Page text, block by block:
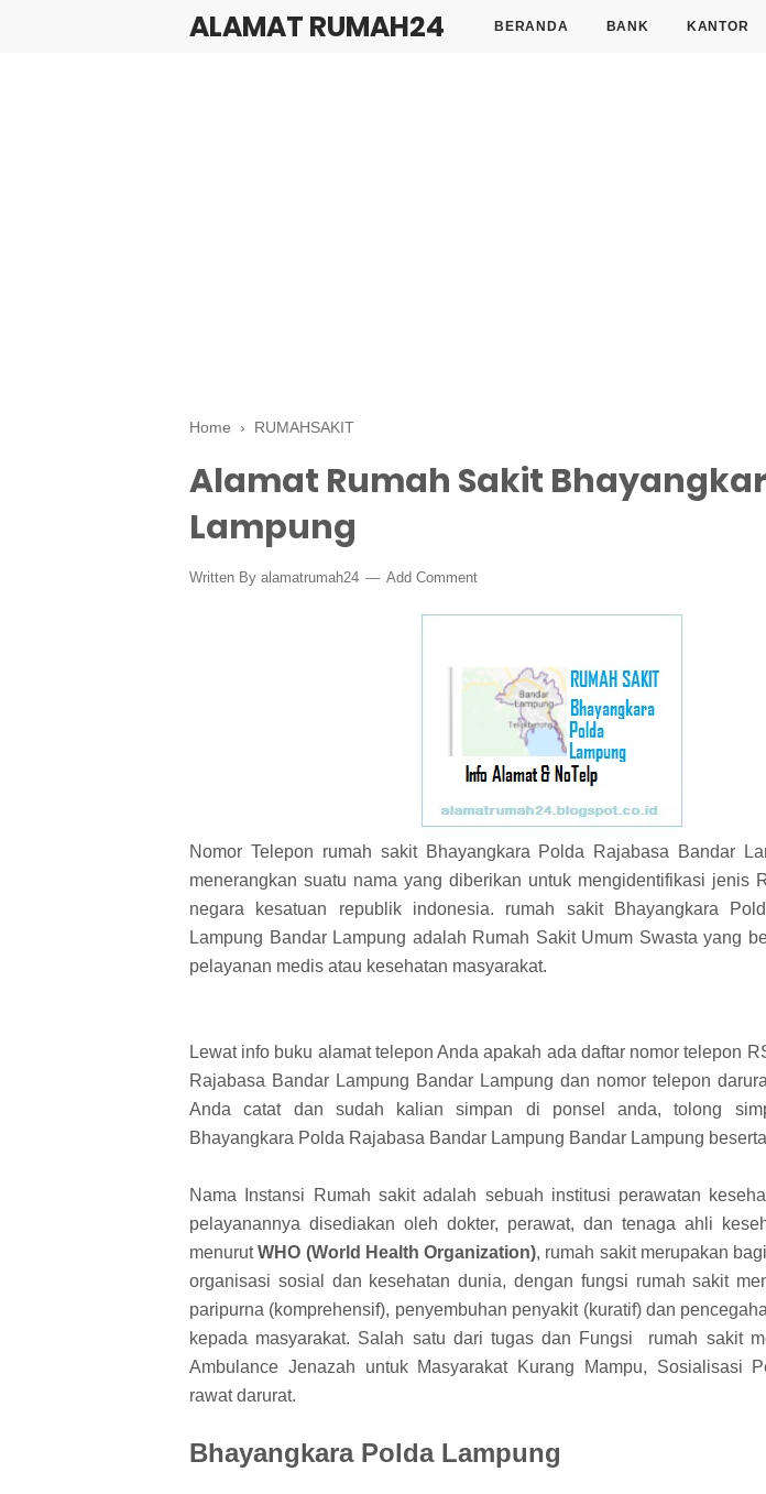
ALAMAT RUMAH24 BERANDA BANK KANTOR
Home › RUMAHSAKIT
Alamat Rumah Sakit
Lampung
Written By alamatrumah24 Add Comment
Nomor Telepon rumah sakit Bhayangkara Polda Rajabasa Bandar
menerangkan suatu nama yang diberikan untuk mengidentifikasi jenis
negara kesatuan republik indonesia. rumah sakit Bhayangkara
Lampung Bandar Lampung adalah Rumah Sakit Umum Swasta yang
pelayanan medis atau kesehatan masyarakat.
Lewat info buku alamat telepon Anda apakah ada daftar nomor telepon
Rajabasa Bandar Lampung Bandar Lampung dan nomor telepon
Anda catat dan sudah kalian simpan di ponsel anda, tolong
Bhayangkara Polda Rajabasa Bandar Lampung Bandar Lampung
Nama Instansi Rumah sakit adalah sebuah institusi perawatan
pelayanannya disediakan oleh dokter, perawat, dan tenaga ahli
menurutWHO (World Health Organization), rumah sakit merupakan
organisasi sosial dan kesehatan dunia, dengan fungsi rumah sakit
paripurna (komprehensif), penyembuhan penyakit (kuratif) dan
kepada masyarakat. Salah satu dari tugas dan Fungsi rumah sakit
Ambulance Jenazah untuk Masyarakat Kurang Mampu, Sosialisasi
rawat darurat.
Bhayangkara Polda Lampung